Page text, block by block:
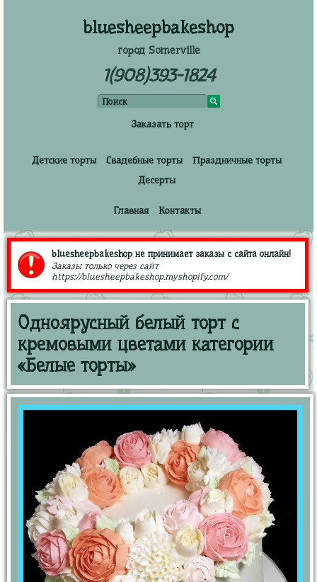
bluesheepbakeshop
город Somerville
1(908)393-1824
Заказать торт
Детские торты Свадебные торты
Праздничные торты
Десерты
Главная Контакты
bluesheepbakeshop не принимает заказы с сайта онлайн!
Заказы только через сайт
https://bluesheepbakeshop.myshopify.com/
Одноярусный белый торт с
кремовыми цветами категории
«Белые торты»